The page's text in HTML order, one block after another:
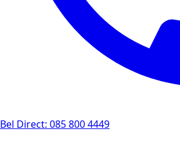
Bel Direct: 085 800 4449